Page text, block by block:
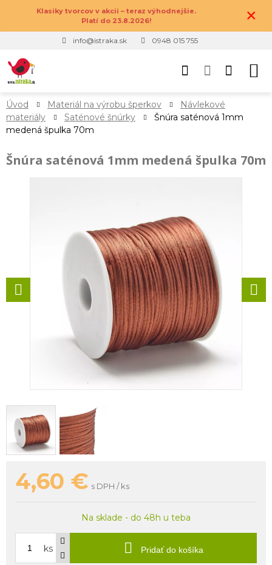
Klasiky tvorcov v akcii – teraz výhodnejšie.
Platí do 23.8.2026!
×
info@istraka.sk 0948 015 755
Úvod Materiál na výrobu šperkov
Návlekové
materiály
Saténové šnúrky
Šnúra saténová 1mm
medená špulka 70m
Šnúra saténová 1mm medená špulka 70m
4,60 € s DPH / ks
Na sklade - do 48h u teba
ks Pridať do košíka